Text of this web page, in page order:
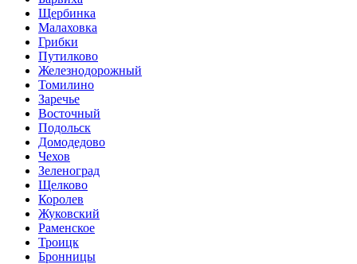
Щербинка
Малаховка
Грибки
Путилково
Железнодорожный
Томилино
Заречье
Восточный
Подольск
Домодедово
Чехов
Зеленоград
Щелково
Королев
Жуковский
Раменское
Троицк
Бронницы